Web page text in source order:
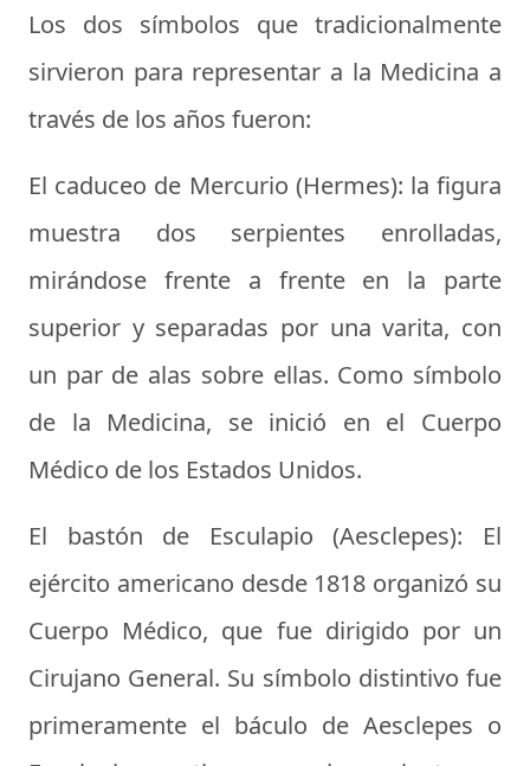
Los dos símbolos que tradicionalmente
sirvieron para representar a la Medicina a
través de los años fueron:
El caduceo de Mercurio (Hermes): la figura
muestra dos serpientes enrolladas,
mirándose frente a frente en la parte
superior y separadas por una varita, con
un par de alas sobre ellas. Como símbolo
de la Medicina, se inició en el Cuerpo
Médico de los Estados Unidos.
El bastón de Esculapio (Aesclepes): El
ejército americano desde 1818 organizó su
Cuerpo Médico, que fue dirigido por un
Cirujano General. Su símbolo distintivo fue
primeramente el báculo de Aesclepes o